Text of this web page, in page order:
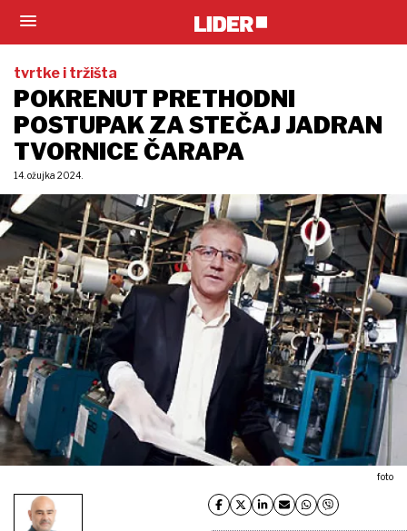
tvrtke i tržišta
POKRENUT PRETHODNI
POSTUPAK ZA STEČAJ JADRAN
TVORNICE ČARAPA
14. ožujka 2024.
foto